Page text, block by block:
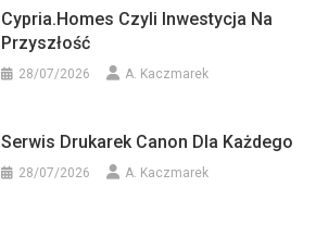
Cypria.homes Czyli Inwestycja Na
Przyszłość
28/07/2026 A. Kaczmarek
Serwis Drukarek Canon Dla Każdego
28/07/2026 A. Kaczmarek